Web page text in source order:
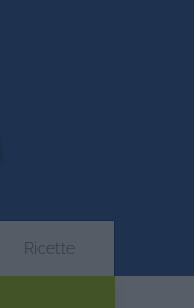
Ricette